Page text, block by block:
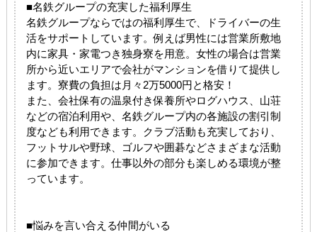
■名鉄グループの充実した福利厚生
名鉄グループならではの福利厚生で、ドライバーの生
活をサポートしています。例えば男性には営業所敷地
内に家具・家電つき独身寮を用意。女性の場合は営業
所から近いエリアで会社がマンションを借りて提供し
ます。寮費の負担は月々2万5000円と格安！
また、会社保有の温泉付き保養所やログハウス、山荘
などの宿泊利用や、名鉄グループ内の各施設の割引制
度なども利用できます。クラブ活動も充実しており、
フットサルや野球、ゴルフや囲碁などさまざまな活動
に参加できます。仕事以外の部分も楽しめる環境が整
っています。
■悩みを言い合える仲間がいる